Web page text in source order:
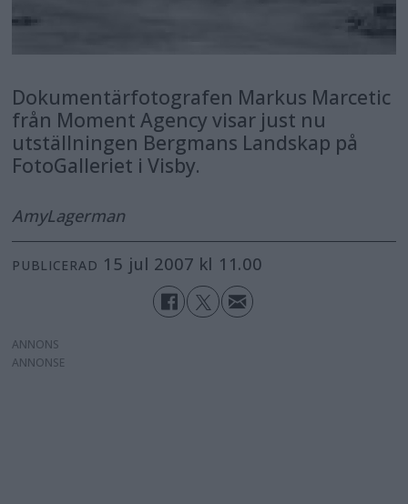
Dokumentärfotografen Markus Marcetic
från Moment Agency visar just nu
utställningen Bergmans Landskap på
FotoGalleriet i Visby.
AmyLagerman
PUBLICERAD 15 jul 2007 kl 11.00
ANNONS